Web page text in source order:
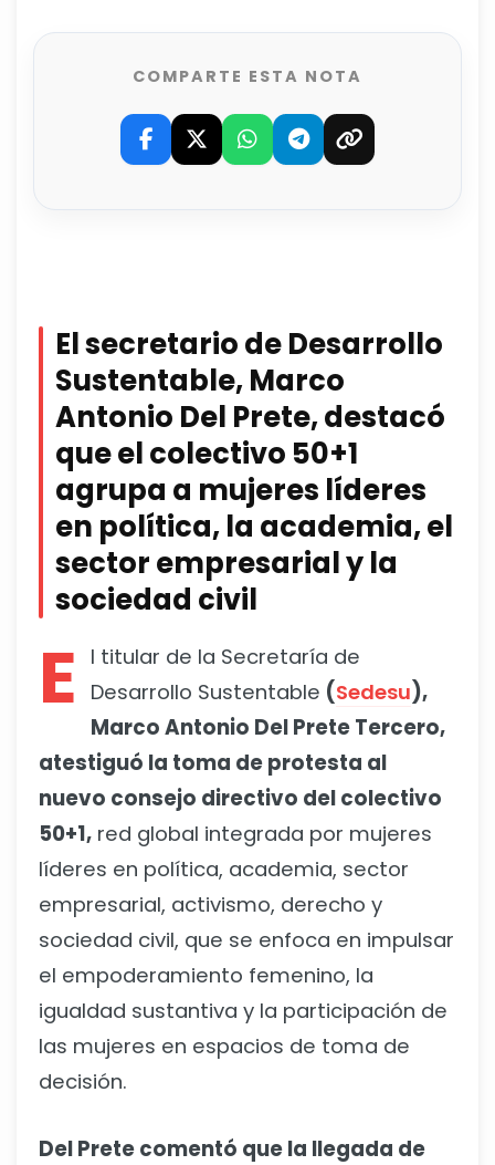
COMPARTE ESTA NOTA
El secretario de Desarrollo
Sustentable, Marco
Antonio Del Prete, destacó
que el colectivo 50+1
agrupa a mujeres líderes
en política, la academia, el
sector empresarial y la
sociedad civil
E
l titular de la Secretaría de
Desarrollo Sustentable (Sedesu),
Marco Antonio Del Prete Tercero,
atestiguó la toma de protesta al
nuevo consejo directivo del colectivo
50+1, red global integrada por mujeres
líderes en política, academia, sector
empresarial, activismo, derecho y
sociedad civil, que se enfoca en impulsar
el empoderamiento femenino, la
igualdad sustantiva y la participación de
las mujeres en espacios de toma de
decisión.
Del Prete comentó que la llegada de